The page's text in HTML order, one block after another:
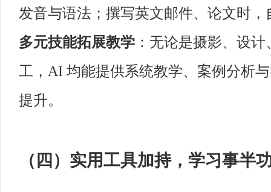
发音与语法；撰写英文邮件、论文时
多元技能拓展教学 ：无论是摄影、设
工，AI 均能提供系统教学、案例分析
提升。
（四）实用工具加持，学习事半